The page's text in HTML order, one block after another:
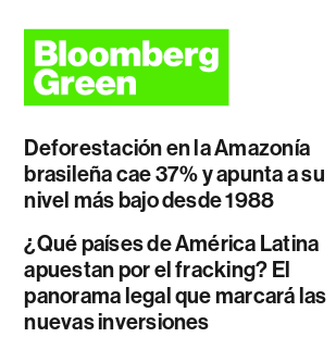
Deforestación en la Amazonía
brasileña cae 37% y apunta a su
nivel más bajo desde 1988
¿Qué países de América Latina
apuestan por el fracking? El
panorama legal que marcará las
nuevas inversiones